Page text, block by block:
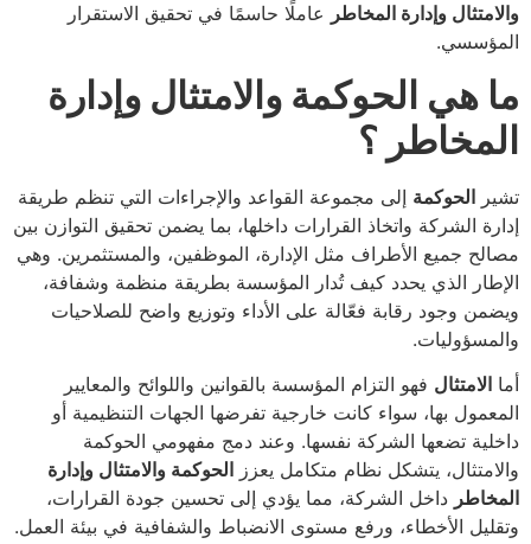
والامتثال وإدارة المخاطر عاملًا حاسمًا في تحقيق الاستقرار
المؤسسي.
ما هي الحوكمة والامتثال وإدارة
المخاطر ؟
تشير الحوكمة إلى مجموعة القواعد والإجراءات التي تنظم طريقة
إدارة الشركة واتخاذ القرارات داخلها، بما يضمن تحقيق التوازن بين
مصالح جميع الأطراف مثل الإدارة، الموظفين، والمستثمرين. وهي
الإطار الذي يحدد كيف تُدار المؤسسة بطريقة منظمة وشفافة،
ويضمن وجود رقابة فعّالة على الأداء وتوزيع واضح للصلاحيات
والمسؤوليات.
أما الامتثال فهو التزام المؤسسة بالقوانين واللوائح والمعايير
المعمول بها، سواء كانت خارجية تفرضها الجهات التنظيمية أو
داخلية تضعها الشركة نفسها. وعند دمج مفهومي الحوكمة
والامتثال، يتشكل نظام متكامل يعزز الحوكمة والامتثال وإدارة
المخاطر داخل الشركة، مما يؤدي إلى تحسين جودة القرارات،
وتقليل الأخطاء، ورفع مستوى الانضباط والشفافية في بيئة العمل.